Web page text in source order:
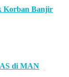
Korban Banjir
di MAN